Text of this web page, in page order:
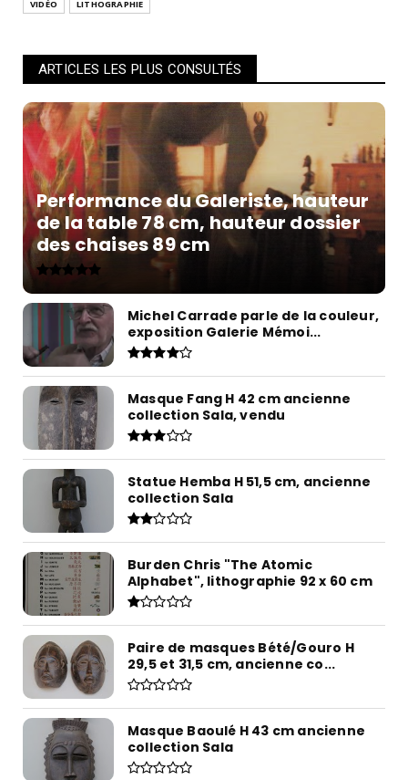
VIDÉO
LITHOGRAPHIE
ARTICLES LES PLUS CONSULTÉS
Performance du Galeriste, hauteur
de la table 78 cm, hauteur dossier
des chaises 89 cm
Michel Carrade parle de la couleur,
exposition Galerie Mémoi...
Masque Fang H 42 cm ancienne
collection Sala, vendu
Statue Hemba H 51,5 cm, ancienne
collection Sala
Burden Chris "The Atomic
Alphabet", lithographie 92 x 60 cm
Paire de masques Bété/Gouro H
29,5 et 31,5 cm, ancienne co...
Masque Baoulé H 43 cm ancienne
collection Sala